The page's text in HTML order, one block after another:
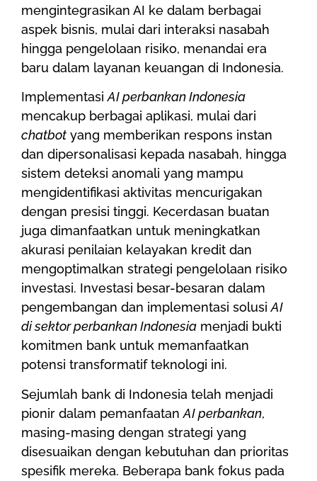
mengintegrasikan AI ke dalam berbagai
aspek bisnis, mulai dari interaksi nasabah
hingga pengelolaan risiko, menandai era
baru dalam layanan keuangan di Indonesia.
ImplementasiAI perbankan Indonesia
mencakup berbagai aplikasi, mulai dari
chatbot yang memberikan respons instan
dan dipersonalisasi kepada nasabah, hingga
sistem deteksi anomali yang mampu
mengidentifikasi aktivitas mencurigakan
dengan presisi tinggi. Kecerdasan buatan
juga dimanfaatkan untuk meningkatkan
akurasi penilaian kelayakan kredit dan
mengoptimalkan strategi pengelolaan risiko
investasi. Investasi besar-besaran dalam
pengembangan dan implementasi solusiAI
di sektor perbankan Indonesia menjadi bukti
komitmen bank untuk memanfaatkan
potensi transformatif teknologi ini.
Sejumlah bank di Indonesia telah menjadi
pionir dalam pemanfaatanAI perbankan,
masing-masing dengan strategi yang
disesuaikan dengan kebutuhan dan prioritas
spesifik mereka. Beberapa bank fokus pada